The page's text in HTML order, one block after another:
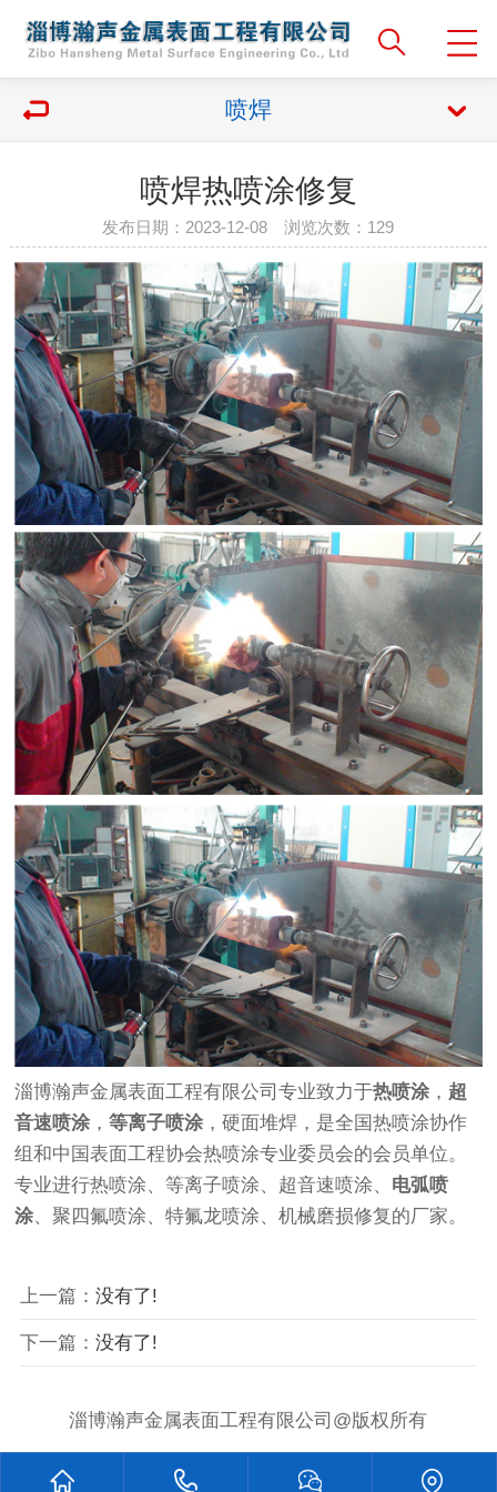
喷焊
喷焊热喷涂修复
发布日期：2023-12-08 浏览次数： 129
淄博瀚声金属表面工程有限公司专业致力于热喷涂， 超
音速喷涂，等离子喷涂，硬面堆焊，是全国热喷涂协作
组和中国表面工程协会热喷涂专业委员会的会员单位。
专业进行热喷涂、等离子喷涂、超音速喷涂、 电弧喷
涂、聚四氟喷涂、特氟龙喷涂、机械磨损修复的厂家。
上一篇： 没有了!
下一篇： 没有了!
淄博瀚声金属表面工程有限公司@版权所有